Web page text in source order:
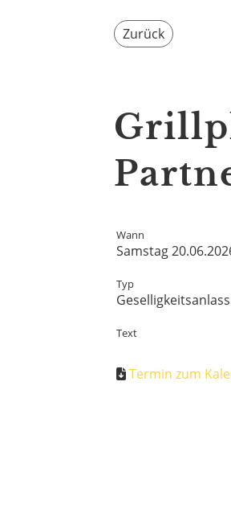
Zurück
Wann
Samstag
Typ
Geselligkeitsanlass
Text
Termin zum